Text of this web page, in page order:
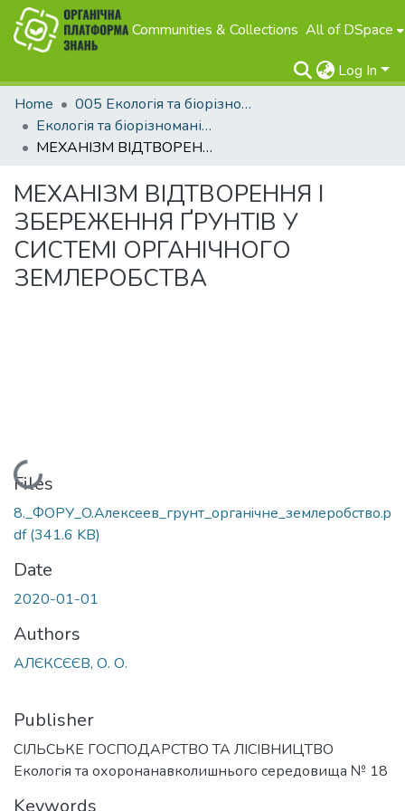
Communities & Collections All of DSpace
Log In
Home
005 Екологія та біорізноманіття
Екологія та біорізноманіття
МЕХАНІЗМ ВІДТВОРЕННЯ І ЗБЕРЕЖЕННЯ ҐРУНТІВ У СИСТЕМІ ОРГАНІЧНОГО ЗЕМЛЕРОБСТВА
МЕХАНІЗМ ВІДТВОРЕННЯ І
ЗБЕРЕЖЕННЯ ҐРУНТІВ У
СИСТЕМІ ОРГАНІЧНОГО
ЗЕМЛЕРОБСТВА
Loading...
Files
8._ФОРУ_O.Алексеев_грунт_органiчне_землеробство.p
df(341.6 KB)
Date
2020-01-01
Authors
АЛЄКСЄЄВ, О. О.
Publisher
СІЛЬСЬКЕ ГОСПОДАРСТВО ТА ЛІСІВНИЦТВО
Екологія та охоронанавколишнього середовища № 18
Keywords